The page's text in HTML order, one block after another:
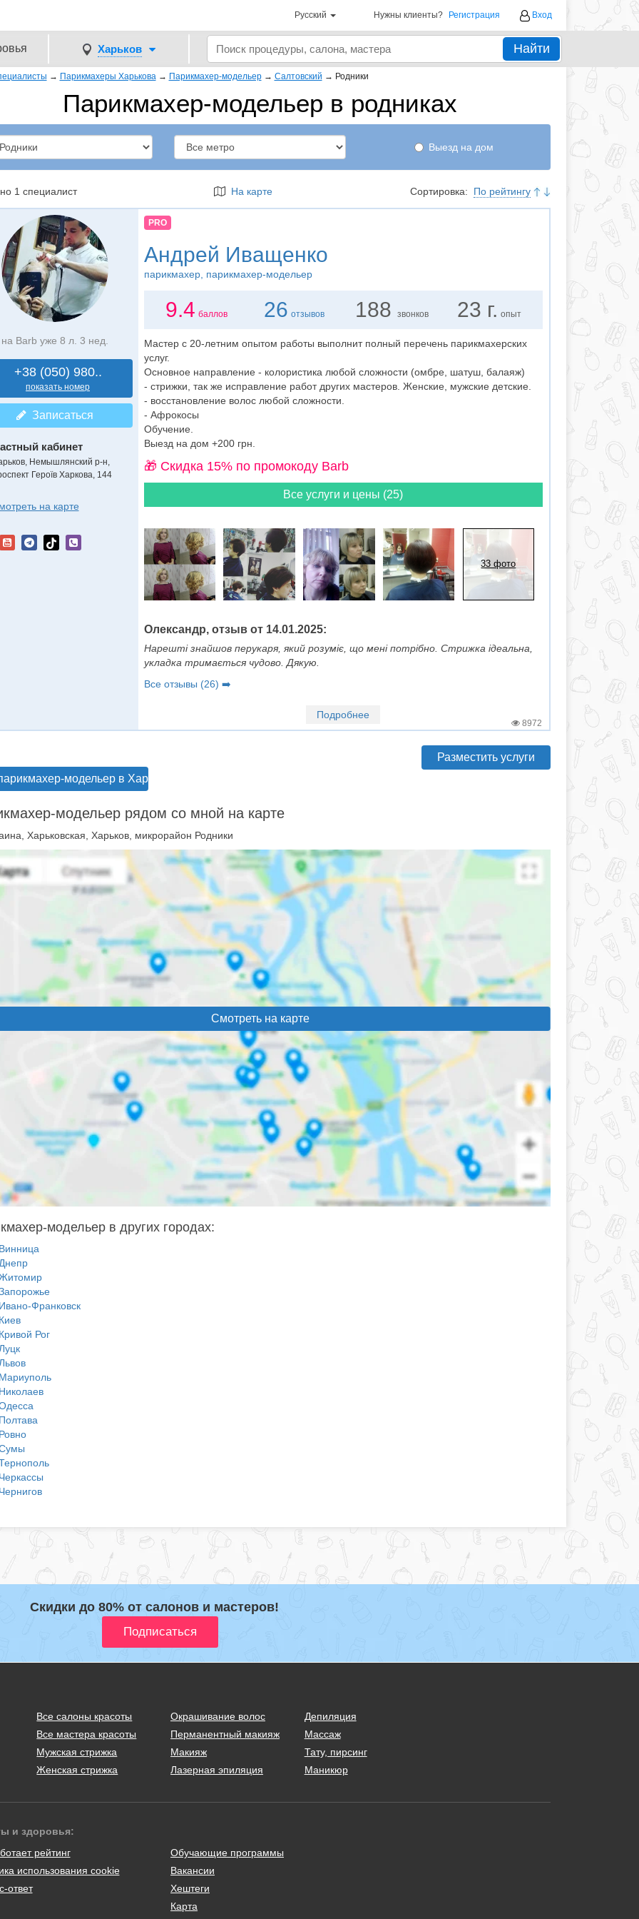
Русский Нужны клиенты? Регистрация Вход
Харьков Найти
→ Парикмахеры Харькова → Парикмахер-модельер → Салтовский → Родники
Парикмахер-модельер в родниках
Выезд на дом
1 специалист На карте Сортировка: По рейтингу
на Barb уже 8 л. 3 нед.
+38 (050) 980..
показать номер
Записаться
кабинет
Немышлянский р-н,
Героїв Харкова, 144
на карте
PRO
Андрей Иващенко
парикмахер, парикмахер-модельер
9.4 баллов 26 отзывов 188 звонков 23 г. опыт
Мастер с 20-летним опытом работы выполнит полный перечень парикмахерских
услуг.
Основное направление - колористика любой сложности (омбре, шатуш, балаяж)
- стрижки, так же исправление работ других мастеров. Женские, мужские детские.
- восстановление волос любой сложности.
- Афрокосы
Обучение.
Выезд на дом +200 грн.
🎁 Cкидка 15% по промокоду Barb
Все услуги и цены (25)
33 фото
Олександр, отзыв от 14.01.2025:
Нарешті знайшов перукаря, який розуміє, що мені потрібно. Стрижка ідеальна,
укладка тримається чудово. Дякую.
Все отзывы (26) ➡️
Подробнее
8972
модельер в Харькове
Разместить услуги
модельер рядом со мной на карте
Харьковская, Харьков, микрорайон Родники
Смотреть на карте
модельер в других городах:
Франковск
Рог
Скидки до 80% от салонов и мастеров!
Все салоны красоты
Все мастера красоты
Мужская стрижка
Женская стрижка
Окрашивание волос
Перманентный макияж
Макияж
Лазерная эпиляция
Депиляция
Массаж
Тату, пирсинг
Маникюр
и здоровья:
рейтинг
использования cookie
ответ
Обучающие программы
Вакансии
Хештеги
Карта